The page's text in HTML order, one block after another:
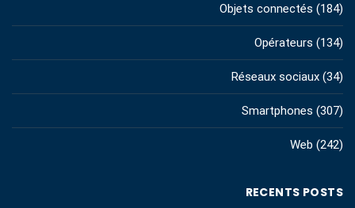
Objets connectés (184)
Opérateurs (134)
Réseaux sociaux (34)
Smartphones (307)
Web (242)
RECENTS POSTS